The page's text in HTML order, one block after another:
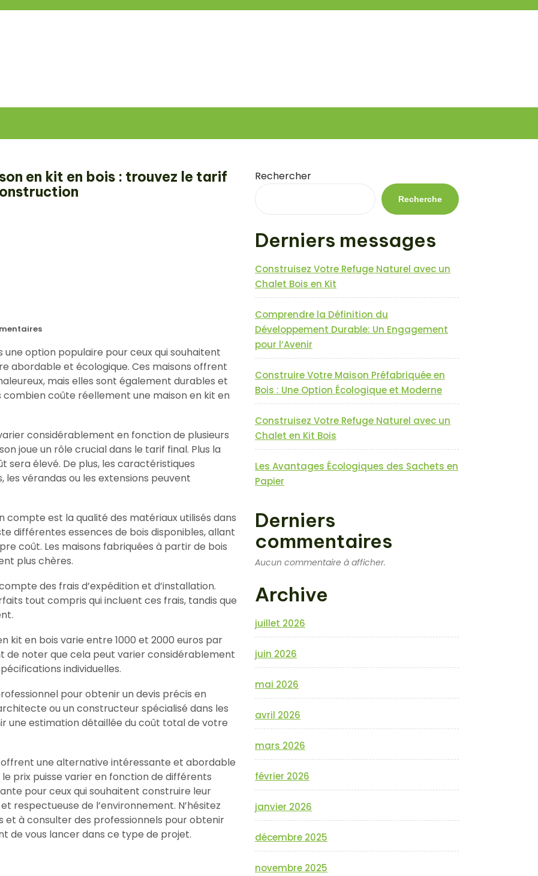
en kit en bois : trouvez le tarif
une option populaire pour ceux qui souhaitent
abordable et écologique. Ces maisons offrent
mais elles sont également durables et
combien coûte réellement une maison en kit en
considérablement en fonction de plusieurs
joue un rôle crucial dans le tarif final. Plus la
sera élevé. De plus, les caractéristiques
vérandas ou les extensions peuvent
est la qualité des matériaux utilisés dans
différentes essences de bois disponibles, allant
coût. Les maisons fabriquées à partir de bois
plus chères.
des frais d’expédition et d’installation.
tout compris qui incluent ces frais, tandis que
kit en bois varie entre 1000 et 2000 euros par
noter que cela peut varier considérablement
individuelles.
pour obtenir un devis précis en
ou un constructeur spécialisé dans les
une estimation détaillée du coût total de votre
offrent une alternative intéressante et abordable
prix puisse varier en fonction de différents
pour ceux qui souhaitent construire leur
respectueuse de l’environnement. N’hésitez
à consulter des professionnels pour obtenir
de vous lancer dans ce type de projet.
Rechercher
Recherche
Derniers messages
Construisez Votre Refuge Naturel avec un
Chalet Bois en Kit
Comprendre la Définition du
Développement Durable: Un Engagement
pour l’Avenir
Construire Votre Maison Préfabriquée en
Bois : Une Option Écologique et Moderne
Construisez Votre Refuge Naturel avec un
Chalet en Kit Bois
Les Avantages Écologiques des Sachets en
Papier
Derniers
commentaires
Aucun commentaire à afficher.
Archive
juillet 2026
juin 2026
mai 2026
avril 2026
mars 2026
février 2026
janvier 2026
décembre 2025
novembre 2025